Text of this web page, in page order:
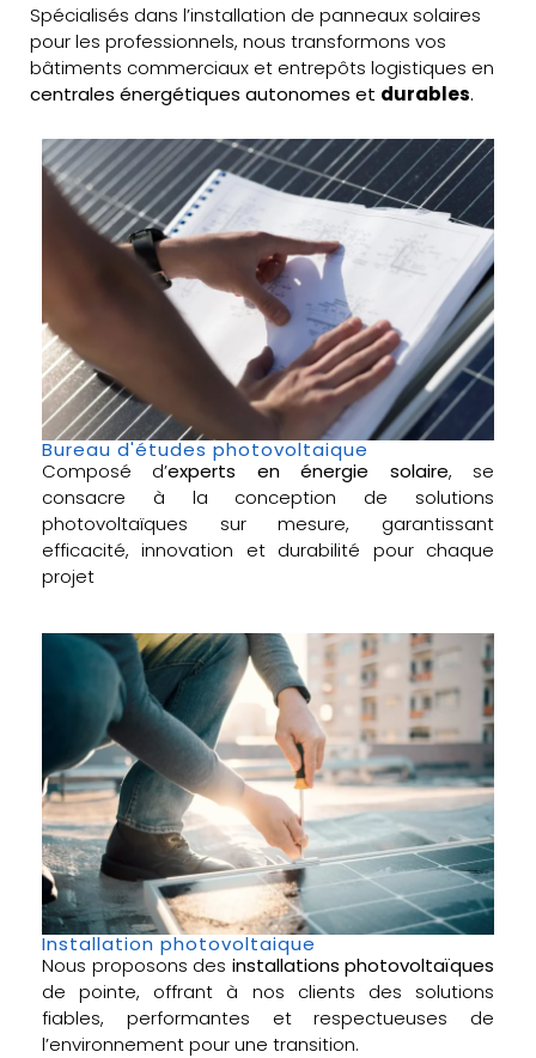
Spécialisés dans l’installation de panneaux solaires
pour les professionnels, nous transformons vos
bâtiments commerciaux et entrepôts logistiques en
centrales énergétiques autonomes et durables.
Bureau d'études photovoltaique
Composé d’experts en énergie solaire, se
consacre à la conception de solutions
photovoltaïques sur mesure, garantissant
efficacité, innovation et durabilité pour chaque
projet
Installation photovoltaique
Nous proposons des installations photovoltaïques
de pointe, offrant à nos clients des solutions
fiables, performantes et respectueuses de
l’environnement pour une transition.